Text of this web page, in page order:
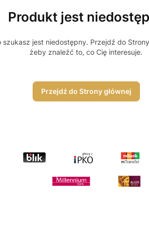
Produkt jest
jest niedostępny. Przejdź do
żeby znaleźć to, co Cię interesuje.
Przejdź do Strony głównej